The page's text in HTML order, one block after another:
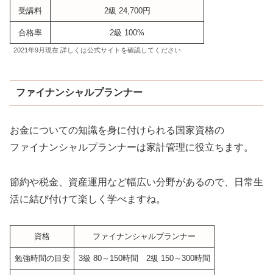
受講料 2級 24,700円
合格率 2級 100%
2021年9月現在 詳しくは公式サイトを確認してください
ファイナンシャルプランナー
お金についての知識を身に付けられる国家資格の
ファイナンシャルプランナーは家計管理に役立ちます。
節約や税金、資産運用など幅広い分野があるので、日常生
活に結び付けて楽しく学べますね。
資格 ファイナンシャルプランナー
勉強時間の目安 3級 80～150時間 2級 150～300時間